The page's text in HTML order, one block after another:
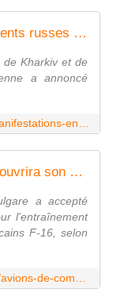
Guerre en Ukraine : des bombardements russes font deux morts et sept blessés
de Kharkiv et de
a annoncé
Avions de combat F-16 : la Bulgarie ouvrira son espace aérien à l'Ukraine
a accepté
l'entraînement
F-16, selon